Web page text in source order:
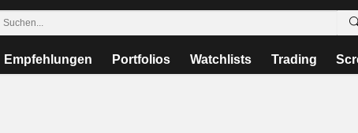
Empfehlungen Portfolios Watchlists Trading